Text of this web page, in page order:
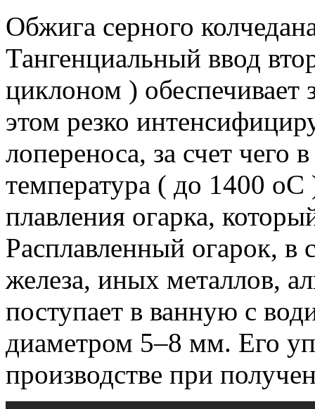
Обжига серного
Тангенци­альный ввод
ци­клоном ) обеспечивает
этом резко
лопереноса, за счет чего
температура ( до 1400
плавления огарка,
Расплавленный огарок, в
железа, иных металлов,
поступает в ванную с
диаметром 5–8 мм. Его
производстве при